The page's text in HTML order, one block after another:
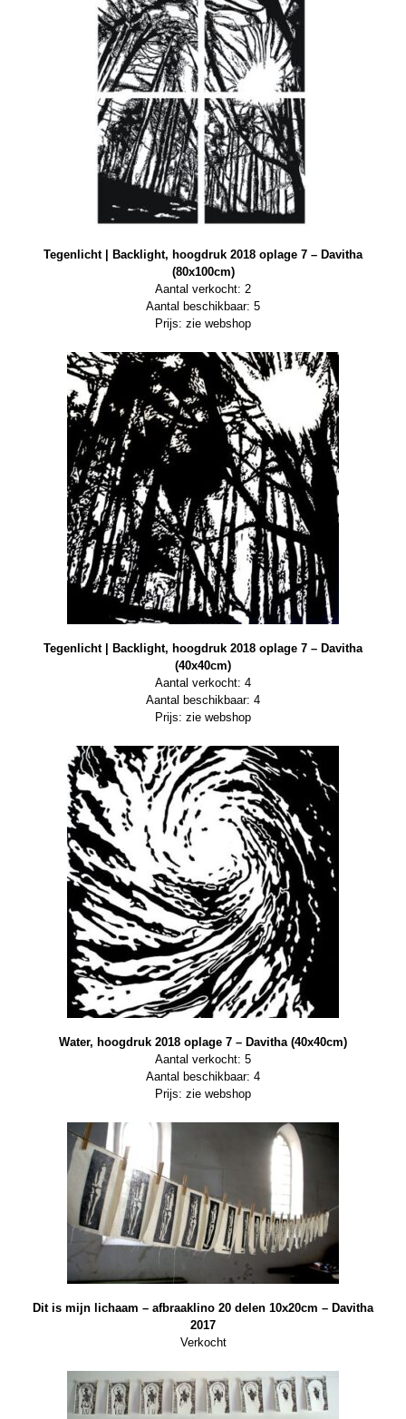
Tegenlicht | Backlight, hoogdruk 2018 oplage 7 – Davitha
(80x100cm)
Aantal verkocht: 2
Aantal beschikbaar: 5
Prijs: zie webshop
Tegenlicht | Backlight, hoogdruk 2018 oplage 7 – Davitha
(40x40cm)
Aantal verkocht: 4
Aantal beschikbaar: 4
Prijs: zie webshop
Water, hoogdruk 2018 oplage 7 – Davitha (40x40cm)
Aantal verkocht: 5
Aantal beschikbaar: 4
Prijs: zie webshop
Dit is mijn lichaam – afbraaklino 20 delen 10x20cm – Davitha
2017
Verkocht